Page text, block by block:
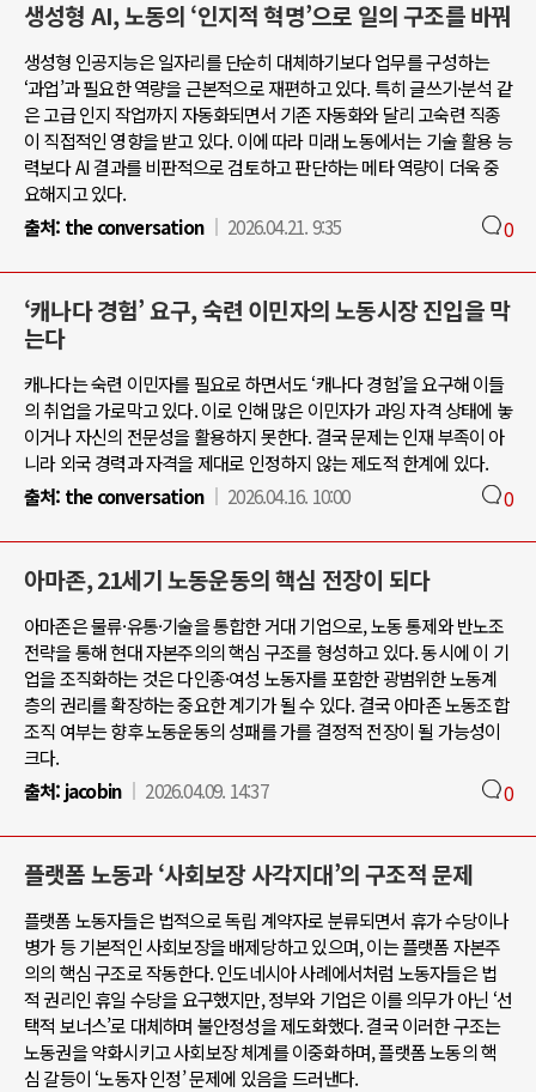
생성형 AI, 노동의 ‘인지적 혁명’으로 일의 구조를 바꿔
생성형 인공지능은 일자리를 단순히 대체하기보다 업무를 구성하는
‘과업’과 필요한 역량을 근본적으로 재편하고 있다. 특히 글쓰기·분석 같
은 고급 인지 작업까지 자동화되면서 기존 자동화와 달리 고숙련 직종
이 직접적인 영향을 받고 있다. 이에 따라 미래 노동에서는 기술 활용 능
력보다 AI 결과를 비판적으로 검토하고 판단하는 메타 역량이 더욱 중
요해지고 있다.
출처: the conversation 2026.04.21. 9:35 0
‘캐나다 경험’ 요구, 숙련 이민자의 노동시장 진입을 막
는다
캐나다는 숙련 이민자를 필요로 하면서도 ‘캐나다 경험’을 요구해 이들
의 취업을 가로막고 있다. 이로 인해 많은 이민자가 과잉 자격 상태에 놓
이거나 자신의 전문성을 활용하지 못한다. 결국 문제는 인재 부족이 아
니라 외국 경력과 자격을 제대로 인정하지 않는 제도적 한계에 있다.
출처: the conversation 2026.04.16. 10:00 0
아마존, 21세기 노동운동의 핵심 전장이 되다
아마존은 물류·유통·기술을 통합한 거대 기업으로, 노동 통제와 반노조
전략을 통해 현대 자본주의의 핵심 구조를 형성하고 있다. 동시에 이 기
업을 조직화하는 것은 다인종·여성 노동자를 포함한 광범위한 노동계
층의 권리를 확장하는 중요한 계기가 될 수 있다. 결국 아마존 노동조합
조직 여부는 향후 노동운동의 성패를 가를 결정적 전장이 될 가능성이
크다.
출처: jacobin 2026.04.09. 14:37 0
플랫폼 노동과 ‘사회보장 사각지대’의 구조적 문제
플랫폼 노동자들은 법적으로 독립 계약자로 분류되면서 휴가 수당이나
병가 등 기본적인 사회보장을 배제당하고 있으며, 이는 플랫폼 자본주
의의 핵심 구조로 작동한다. 인도네시아 사례에서처럼 노동자들은 법
적 권리인 휴일 수당을 요구했지만, 정부와 기업은 이를 의무가 아닌 ‘선
택적 보너스’로 대체하며 불안정성을 제도화했다. 결국 이러한 구조는
노동권을 약화시키고 사회보장 체계를 이중화하며, 플랫폼 노동의 핵
심 갈등이 ‘노동자 인정’ 문제에 있음을 드러낸다.